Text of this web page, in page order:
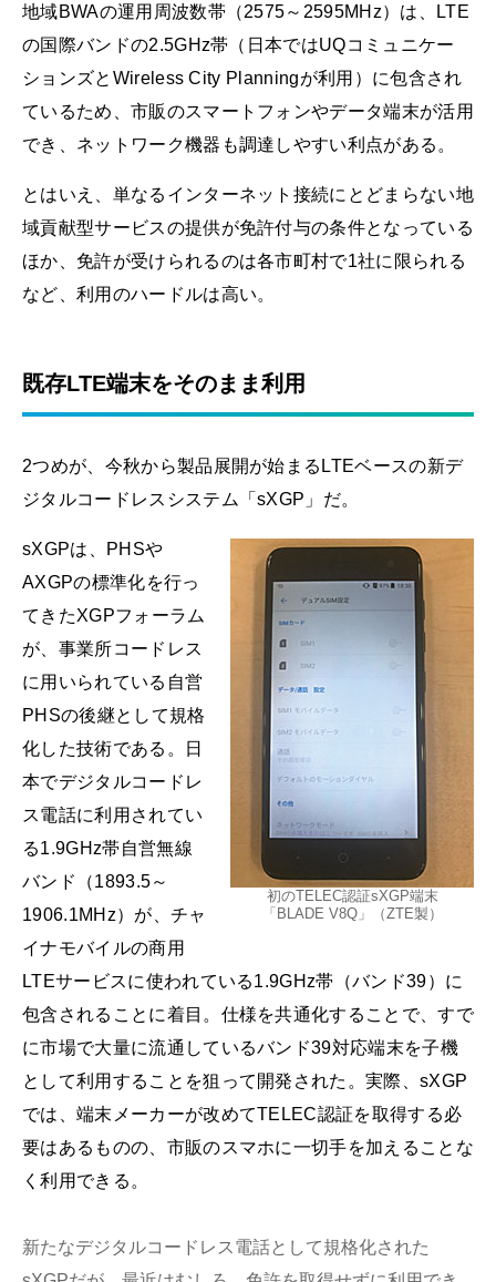
地域BWAの運用周波数帯（2575～2595MHz）は、LTE
の国際バンドの2.5GHz帯（日本ではUQコミュニケー
ションズとWireless City Planningが利用）に包含され
ているため、市販のスマートフォンやデータ端末が活用
でき、ネットワーク機器も調達しやすい利点がある。
とはいえ、単なるインターネット接続にとどまらない地
域貢献型サービスの提供が免許付与の条件となっている
ほか、免許が受けられるのは各市町村で1社に限られる
など、利用のハードルは高い。
既存LTE端末をそのまま利用
2つめが、今秋から製品展開が始まるLTEベースの新デ
ジタルコードレスシステム「sXGP」だ。
初のTELEC認証sXGP端末
「BLADE V8Q」（ZTE製）
sXGPは、PHSや
AXGPの標準化を行っ
てきたXGPフォーラム
が、事業所コードレス
に用いられている自営
PHSの後継として規格
化した技術である。日
本でデジタルコードレ
ス電話に利用されてい
る1.9GHz帯自営無線
バンド（1893.5～
1906.1MHz）が、チャ
イナモバイルの商用
LTEサービスに使われている1.9GHz帯（バンド39）に
包含されることに着目。仕様を共通化することで、すで
に市場で大量に流通しているバンド39対応端末を子機
として利用することを狙って開発された。実際、sXGP
では、端末メーカーが改めてTELEC認証を取得する必
要はあるものの、市販のスマホに一切手を加えることな
く利用できる。
新たなデジタルコードレス電話として規格化された